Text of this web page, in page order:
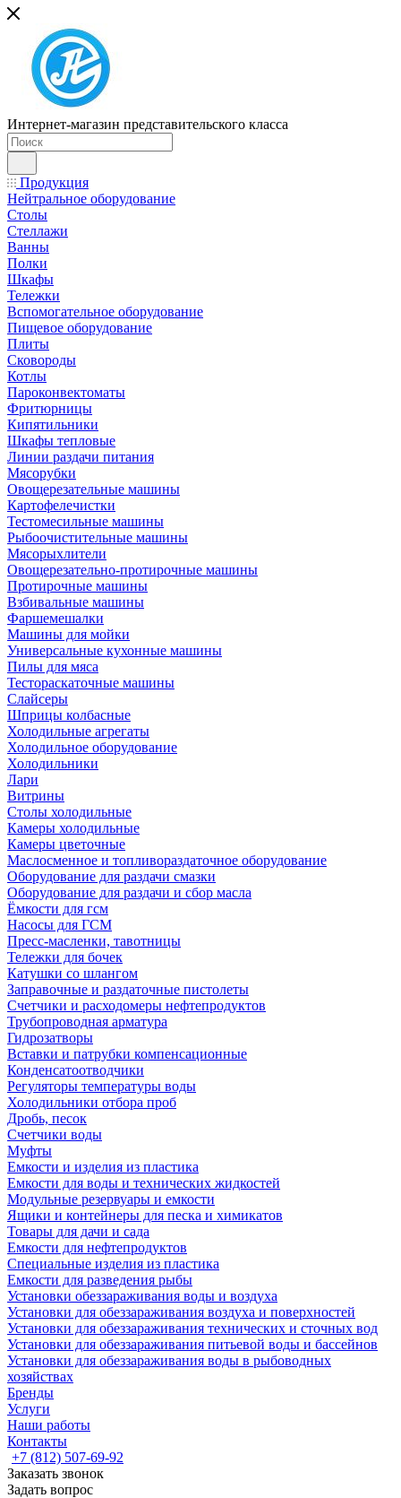
Интернет-магазин представительского класса
Продукция
Нейтральное оборудование
Столы
Стеллажи
Ванны
Полки
Шкафы
Тележки
Вспомогательное оборудование
Пищевое оборудование
Плиты
Сковороды
Котлы
Пароконвектоматы
Фритюрницы
Кипятильники
Шкафы тепловые
Линии раздачи питания
Мясорубки
Овощерезательные машины
Картофелечистки
Тестомесильные машины
Рыбоочистительные машины
Мясорыхлители
Овощерезательно-протирочные машины
Протирочные машины
Взбивальные машины
Фаршемешалки
Машины для мойки
Универсальные кухонные машины
Пилы для мяса
Тестораскаточные машины
Слайсеры
Шприцы колбасные
Холодильные агрегаты
Холодильное оборудование
Холодильники
Лари
Витрины
Столы холодильные
Камеры холодильные
Камеры цветочные
Маслосменное и топливораздаточное оборудование
Оборудование для раздачи смазки
Оборудование для раздачи и сбор масла
Ёмкости для гсм
Насосы для ГСМ
Пресс-масленки, тавотницы
Тележки для бочек
Катушки со шлангом
Заправочные и раздаточные пистолеты
Счетчики и расходомеры нефтепродуктов
Трубопроводная арматура
Гидрозатворы
Вставки и патрубки компенсационные
Конденсатоотводчики
Регуляторы температуры воды
Холодильники отбора проб
Дробь, песок
Счетчики воды
Муфты
Емкости и изделия из пластика
Емкости для воды и технических жидкостей
Модульные резервуары и емкости
Ящики и контейнеры для песка и химикатов
Товары для дачи и сада
Емкости для нефтепродуктов
Специальные изделия из пластика
Емкости для разведения рыбы
Установки обеззараживания воды и воздуха
Установки для обеззараживания воздуха и поверхностей
Установки для обеззараживания технических и сточных вод
Установки для обеззараживания питьевой воды и бассейнов
Установки для обеззараживания воды в рыбоводных
хозяйствах
Бренды
Услуги
Наши работы
Контакты
+7 (812) 507-69-92
Заказать звонок
Задать вопрос